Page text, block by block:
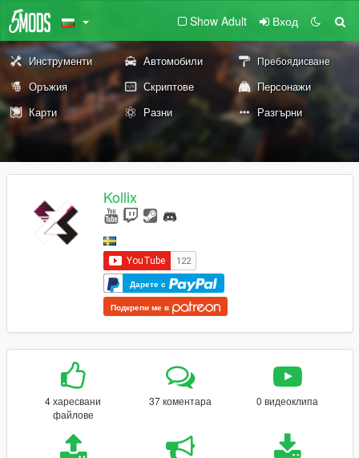
Show Adult Вход
Инструменти Автомобили Пребоядисване
Оръжия Скриптове
Персонажи
Карти
Разни Разгърни
Kollix
Дарете с
Подкрепи ме в
4 харесвани
файлове
37 коментара 0 видеоклипа